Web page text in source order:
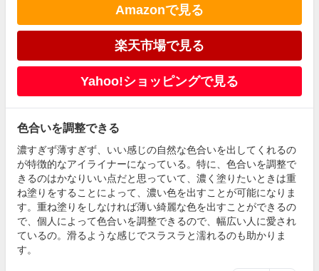
Amazonで見る
楽天市場で見る
Yahoo!ショッピングで見る
色合いを調整できる
濃すぎず薄すぎず、いい感じの自然な色合いを出してくれるの
が特徴的なアイライナーになっている。特に、色合いを調整で
きるのはかなりいい点だと思っていて、濃く塗りたいときは重
ね塗りをすることによって、濃い色を出すことが可能になりま
す。重ね塗りをしなければ薄い綺麗な色を出すことができるの
で、個人によって色合いを調整できるので、幅広い人に愛され
ているの。滑るような感じでスラスラと濡れるのも助かりま
す。